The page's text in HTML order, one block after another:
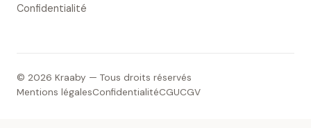
Confidentialité
© 2026 Kraaby — Tous droits réservés
Mentions légalesConfidentialitéCGUCGV